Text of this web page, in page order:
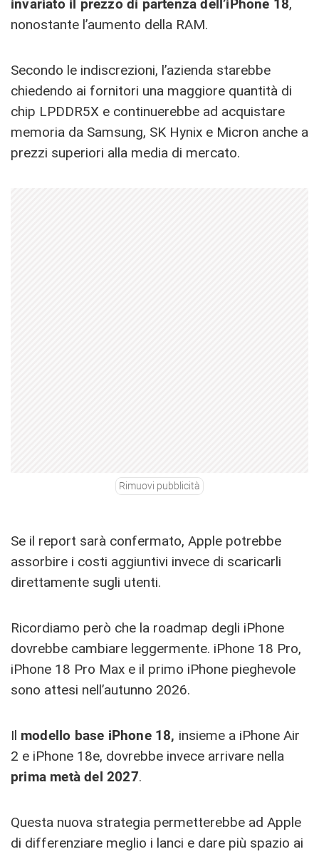
invariato il prezzo di partenza dell’iPhone 18,
nonostante l’aumento della RAM.
Secondo le indiscrezioni, l’azienda starebbe
chiedendo ai fornitori una maggiore quantità di
chip LPDDR5X e continuerebbe ad acquistare
memoria da Samsung, SK Hynix e Micron anche a
prezzi superiori alla media di mercato.
Rimuovi pubblicità
Se il report sarà confermato, Apple potrebbe
assorbire i costi aggiuntivi invece di scaricarli
direttamente sugli utenti.
Ricordiamo però che la roadmap degli iPhone
dovrebbe cambiare leggermente. iPhone 18 Pro,
iPhone 18 Pro Max e il primo iPhone pieghevole
sono attesi nell’autunno 2026.
Il modello base iPhone 18, insieme a iPhone Air
2 e iPhone 18e, dovrebbe invece arrivare nella
prima metà del 2027.
Questa nuova strategia permetterebbe ad Apple
di differenziare meglio i lanci e dare più spazio ai